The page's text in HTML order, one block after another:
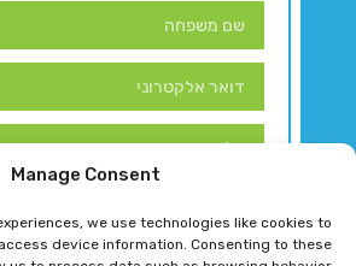
Manage Consent
we use technologies like cookies to
device information. Consenting to these